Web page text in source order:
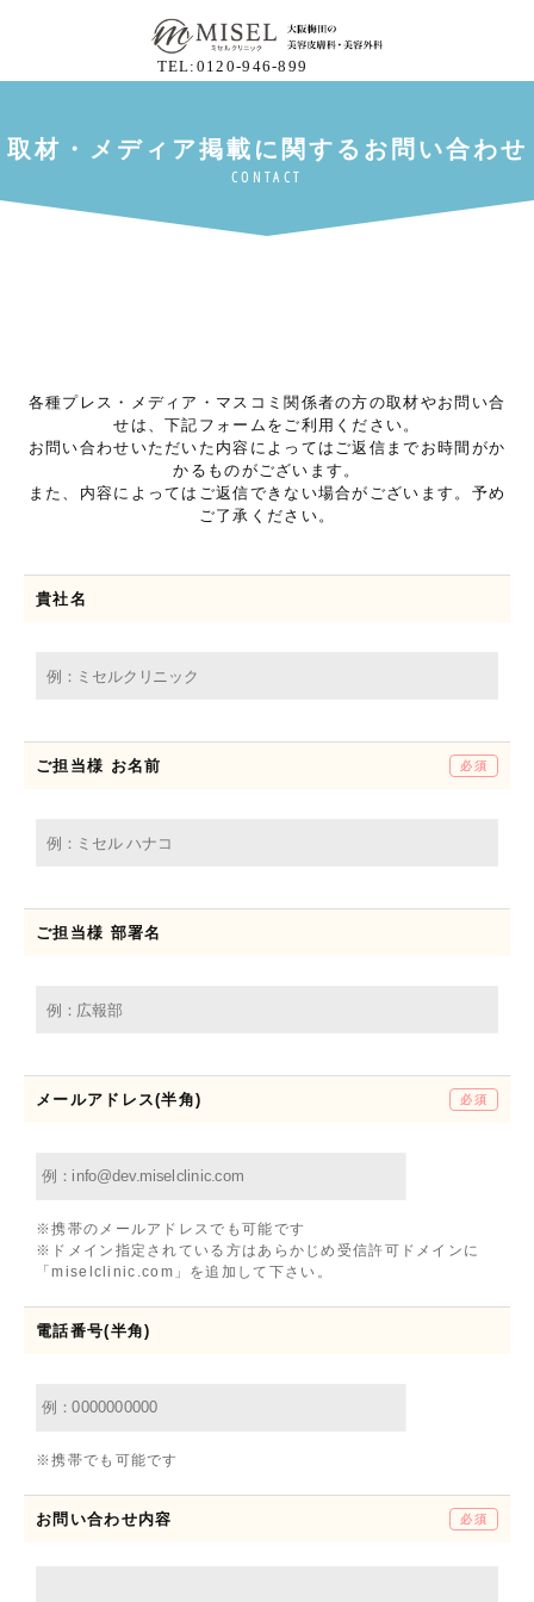
TEL:0120-946-899
各種プレス・メディア・マスコミ関係者の方の取材やお問い合
せは、下記フォームをご利用ください。
お問い合わせいただいた内容によってはご返信までお時間がか
かるものがございます。
また、内容によってはご返信できない場合がございます。予め
ご了承ください。
貴社名
ご担当様 お名前 必須
ご担当様 部署名
メールアドレス(半角) 必須
※携帯のメールアドレスでも可能です
※ドメイン指定されている方はあらかじめ受信許可ドメインに
「miselclinic.com」を追加して下さい。
電話番号(半角)
※携帯でも可能です
お問い合わせ内容 必須